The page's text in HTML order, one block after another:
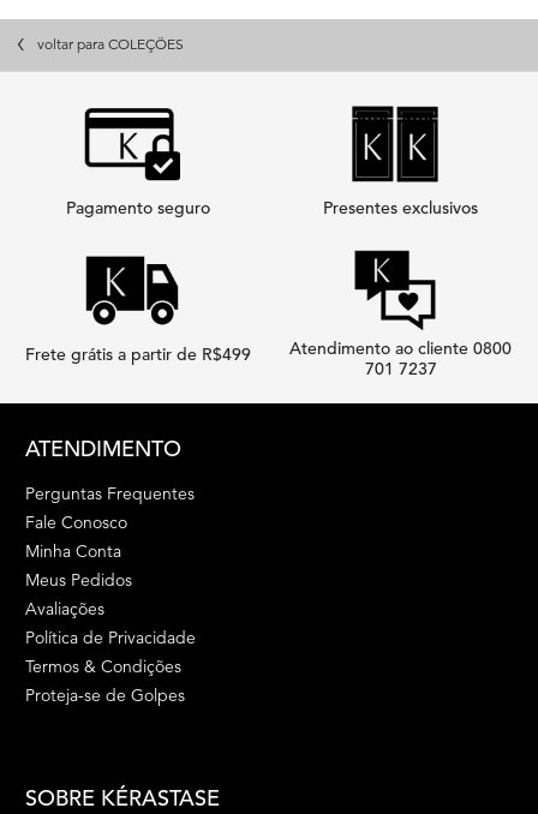
voltar para COLEÇÕES
Pagamento seguro Presentes exclusivos
Frete grátis a partir de R$499
Atendimento ao cliente 0800
701 7237
ATENDIMENTO
Perguntas Frequentes
Fale Conosco
Minha Conta
Meus Pedidos
Avaliações
Política de Privacidade
Termos & Condições
Proteja-se de Golpes
SOBRE KÉRASTASE